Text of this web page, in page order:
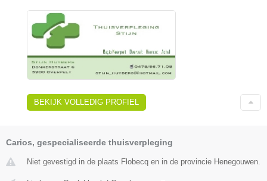
BEKIJK VOLLEDIG PROFIEL
Carios, gespecialiseerde thuisverpleging
Niet gevestigd in de plaats Flobecq en in de provincie Henegouwen.